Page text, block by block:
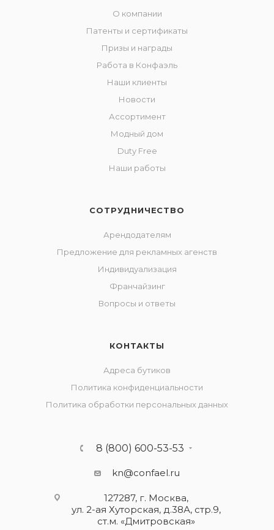
О компании
Патенты и сертификаты
Призы и награды
Работа в Конфаэль
Наши клиенты
Новости
Ассортимент
Модный дом
Duty Free
Наши работы
СОТРУДНИЧЕСТВО
Арендодателям
Предложение для рекламных агенств
Индивидуализация
Франчайзинг
Вопросы и ответы
КОНТАКТЫ
Адреса бутиков
Политика конфиденциальности
Политика обработки персональных данных
8 (800) 600-53-53
kn@confael.ru
127287, г. Москва,
ул. 2-ая Хуторская, д.38А, стр.9,
ст.м. «Дмитровская»